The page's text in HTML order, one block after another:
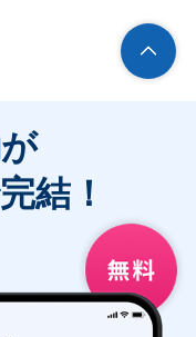
結！